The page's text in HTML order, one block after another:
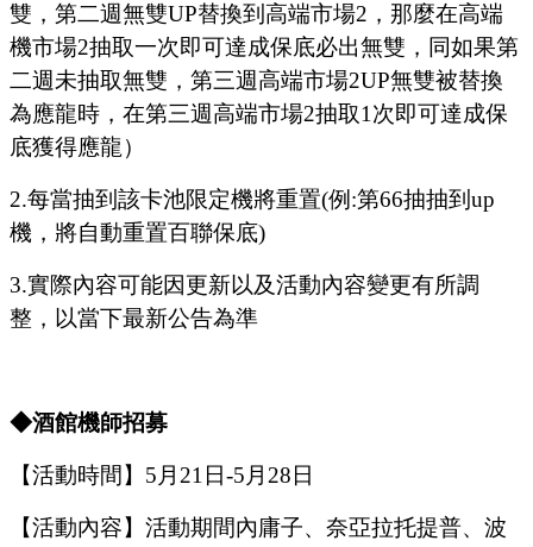
雙，第二週無雙UP替換到高端市場2 ，那麼在高端
機市場2抽取一次即可達成保底必出無雙，同如果第
二週未抽取無雙，第三週高端市場2UP無雙被替換
為應龍時，在第三週高端市場2抽取1 次即可達成保
底獲得應龍）
2.每當抽到該卡池限定機將重置(例 :第66抽抽到 up
機，將自動重置百聯保底)
3.實際內容可能因更新以及活動內容變更有所調
整，以當下最新公告為準
◆酒館機師招募
【活動時間】 5 月 21 日-5 月 28 日
【活動內容】活動期間內庸子、奈亞拉托提普、波